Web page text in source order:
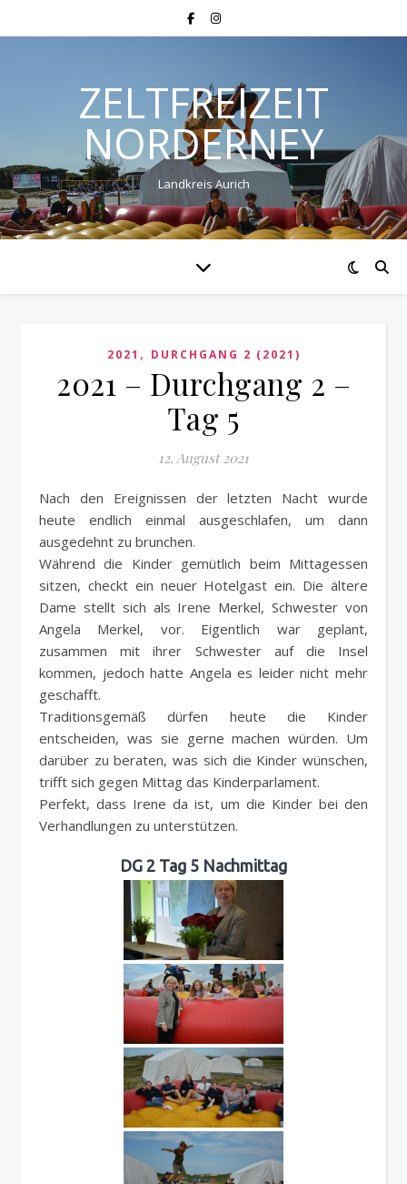
ZELTFREIZEIT
NORDERNEY
Landkreis Aurich
2021 , DURCHGANG 2 (2021)
2021 – Durchgang 2 –
Tag 5
12. August 2021
Nach den Ereignissen der letzten Nacht wurde
heute endlich einmal ausgeschlafen, um dann
ausgedehnt zu brunchen.
Während die Kinder gemütlich beim Mittagessen
sitzen, checkt ein neuer Hotelgast ein. Die ältere
Dame stellt sich als Irene Merkel, Schwester von
Angela Merkel, vor. Eigentlich war geplant,
zusammen mit ihrer Schwester auf die Insel
kommen, jedoch hatte Angela es leider nicht mehr
geschafft.
Traditionsgemäß dürfen heute die Kinder
entscheiden, was sie gerne machen würden. Um
darüber zu beraten, was sich die Kinder wünschen,
trifft sich gegen Mittag das Kinderparlament.
Perfekt, dass Irene da ist, um die Kinder bei den
Verhandlungen zu unterstützen.
DG 2 Tag 5 Nachmittag